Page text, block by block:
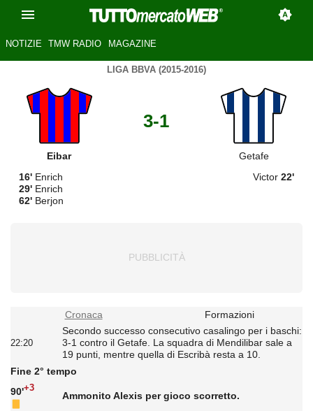
NOTIZIE TMW RADIO MAGAZINE
LIGA BBVA (2015-2016)
Eibar
3-1
Getafe
16' Enrich
29' Enrich
62' Berjon
Victor 22'
Cronaca Formazioni
22:20
Secondo successo consecutivo casalingo per i baschi:
3-1 contro il Getafe. La squadra di Mendilibar sale a
19 punti, mentre quella di Escribà resta a 10.
Fine 2° tempo
90'+3
Ammonito Alexis per gioco scorretto.